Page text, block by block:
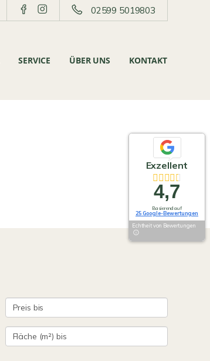
02599 5019803
SERVICE ÜBER UNS KONTAKT
Exzellent
4,7
Basierend auf
25 Google-Bewertungen
Echtheit von Bewertungen